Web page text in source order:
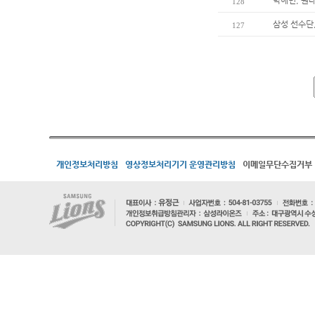
127 삼성 선수
개인정보처리방침 영상정보처리기기 운영관리방침 이메일무단수집거부